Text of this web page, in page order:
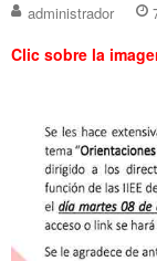
administrador
Clic sobre la